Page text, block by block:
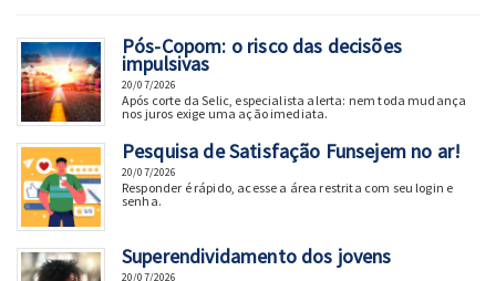
Pós-Copom: o risco das decisões
impulsivas
20/07/2026
Após corte da Selic, especialista alerta: nem toda mudança
nos juros exige uma ação imediata.
Pesquisa de Satisfação Funsejem no ar!
20/07/2026
Responder é rápido, acesse a área restrita com seu login e
senha.
Superendividamento dos jovens
20/07/2026